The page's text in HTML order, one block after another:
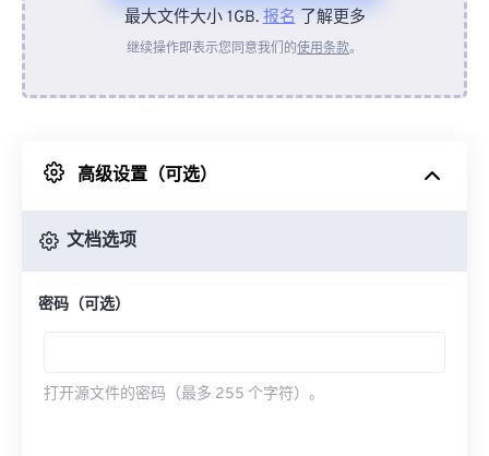
从设备
来自 Google Drive
最大文件大小 1GB.报名了解更多
继续操作即表示您同意我们的使用条款。
高级设置（可选）
文档选项
密码（可选）
打开源文件的密码（最多 255 个字符）。